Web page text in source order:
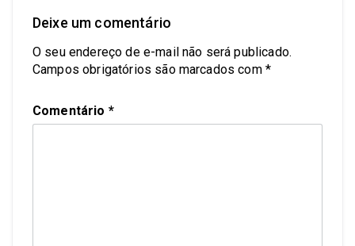
Deixe um comentário
O seu endereço de e-mail não será publicado.
Campos obrigatórios são marcados com *
Comentário *